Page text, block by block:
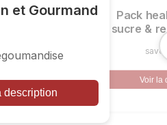
et Gourmand
description
Pack
sucre &
Voir la